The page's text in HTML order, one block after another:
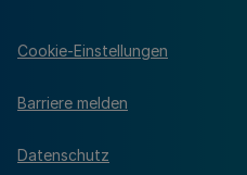
Cookie-Einstellungen
Barriere melden
Datenschutz